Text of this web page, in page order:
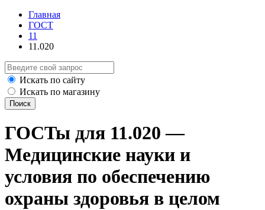
Главная
ГОСТ
11
11.020
Искать по сайту
Искать по магазину
Поиск
ГОСТы для 11.020 —
Медицинские науки и
условия по обеспечению
охраны здоровья в целом